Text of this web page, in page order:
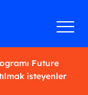
Future
isteyenler